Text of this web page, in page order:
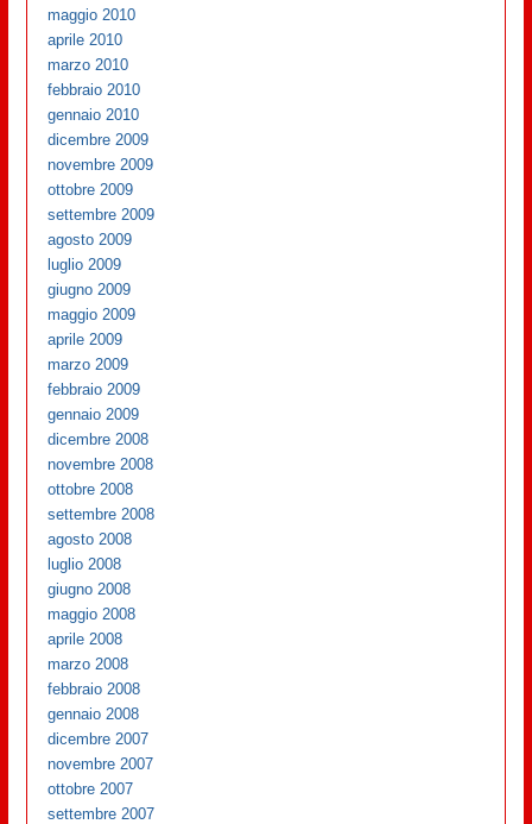
maggio 2010
aprile 2010
marzo 2010
febbraio 2010
gennaio 2010
dicembre 2009
novembre 2009
ottobre 2009
settembre 2009
agosto 2009
luglio 2009
giugno 2009
maggio 2009
aprile 2009
marzo 2009
febbraio 2009
gennaio 2009
dicembre 2008
novembre 2008
ottobre 2008
settembre 2008
agosto 2008
luglio 2008
giugno 2008
maggio 2008
aprile 2008
marzo 2008
febbraio 2008
gennaio 2008
dicembre 2007
novembre 2007
ottobre 2007
settembre 2007